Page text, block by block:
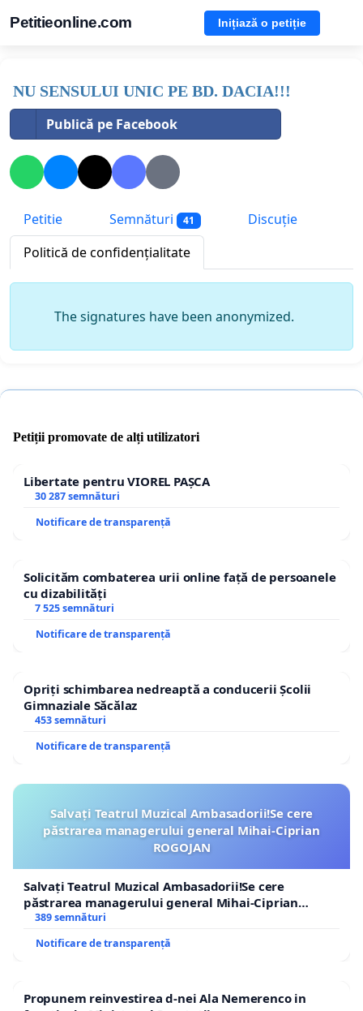
Petitieonline.com Inițiază o petiție
NU SENSULUI UNIC PE BD. DACIA!!!
Publică pe Facebook
Petitie Semnături 41
Discuție
Politică de confidențialitate
The signatures have been anonymized.
Petiții promovate de alți utilizatori
Libertate pentru VIOREL PAȘCA
30 287 semnături
Notificare de transparență
Solicităm combaterea urii online față de persoanele
cu dizabilități
7 525 semnături
Notificare de transparență
Opriți schimbarea nedreaptă a conducerii Școlii
Gimnaziale Săcălaz
453 semnături
Notificare de transparență
Salvați Teatrul Muzical Ambasadorii!Se cere
păstrarea managerului general Mihai-Ciprian
ROGOJAN
Salvați Teatrul Muzical Ambasadorii!Se cere
păstrarea managerului general Mihai-Ciprian
ROGOJAN
389 semnături
Notificare de transparență
Propunem reinvestirea d-nei Ala Nemerenco in